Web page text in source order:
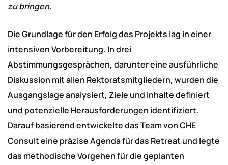
zu bringen.
Die Grundlage für den Erfolg des Projekts lag in einer
intensiven Vorbereitung. In drei
Abstimmungsgesprächen, darunter eine ausführliche
Diskussion mit allen Rektoratsmitgliedern, wurden die
Ausgangslage analysiert, Ziele und Inhalte definiert
und potenzielle Herausforderungen identifiziert.
Darauf basierend entwickelte das Team von CHE
Consult eine präzise Agenda für das Retreat und legte
das methodische Vorgehen für die geplanten